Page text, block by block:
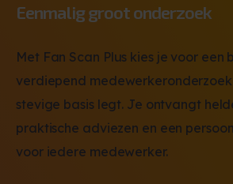
Eenmalig groot onderzoek
Met Fan Scan Plus kies je voor een
verdiepend
stevige basis legt. Je ontvangt
praktische adviezen en een
voor iedere medewerker.